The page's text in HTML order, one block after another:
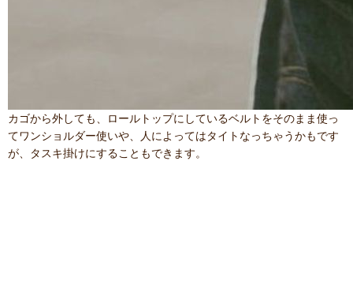
カゴから外しても、ロールトップにしているベルトをそのまま使っ
てワンショルダー使いや、人によってはタイトなっちゃうかもです
が、タスキ掛けにすることもできます。